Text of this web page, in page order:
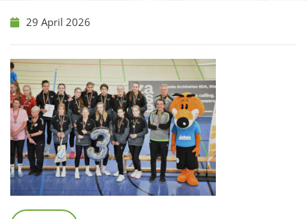
29 April 2026